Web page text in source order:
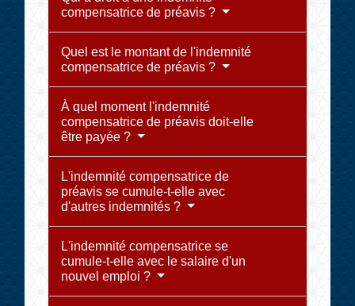
compensatrice de préavis ?
Quel est le montant de l'indemnité
compensatrice de préavis ?
À quel moment l'indemnité
compensatrice de préavis doit-elle
être payée ?
L'indemnité compensatrice de
préavis se cumule-t-elle avec
d'autres indemnités ?
L'indemnité compensatrice se
cumule-t-elle avec le salaire d'un
nouvel emploi ?